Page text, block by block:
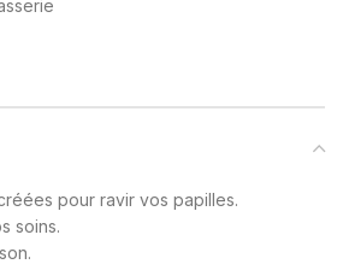
pour ravir vos papilles.
soins.